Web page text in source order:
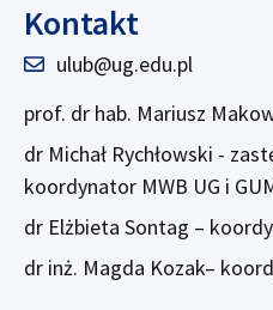
Kontakt
ulub@ug.edu.pl
prof. dr hab. Mariusz
dr Michał Rychłowski -
koordynator MWB UG i
dr Elżbieta Sontag –
dr inż. Magda Kozak–